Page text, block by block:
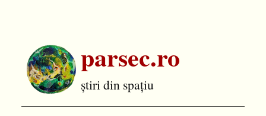
parsec.ro
știri din spațiu